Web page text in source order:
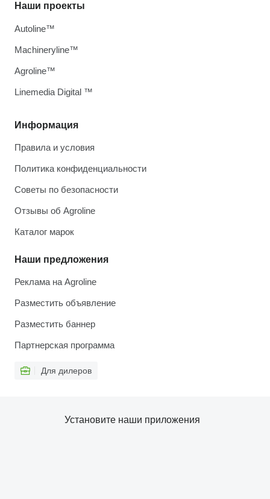
Информация
Правила и условия
Политика конфиденциальности
Советы по безопасности
Отзывы об Agroline
Каталог марок
Наши предложения
Реклама на Agroline
Разместить объявление
Разместить баннер
Партнерская программа
Для дилеров
Наши проекты
Autoline™
Machineryline™
Agroline™
Linemedia Digital ™
Установите наши приложения